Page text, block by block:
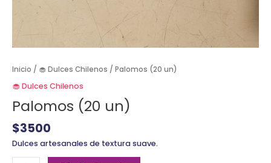
Inicio / 🧁 Dulces Chilenos / Palomos (20 un)
🧁 Dulces Chilenos
Palomos (20 un)
$3500
Dulces artesanales de textura suave.